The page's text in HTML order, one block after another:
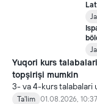
Yuqori kurs
topşirişi mumkin
3- va 4-kurs talabalari
topşirish yanada
Ta'lim 01.08.2026, 10:37